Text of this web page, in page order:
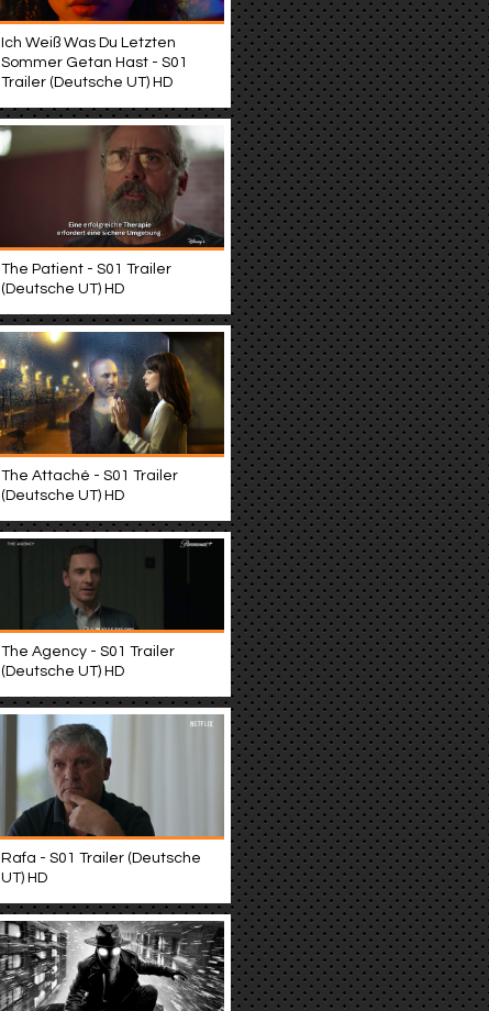
Ich Weiß Was Du Letzten
Sommer Getan Hast - S01
Trailer (Deutsche UT) HD
The Patient - S01 Trailer
(Deutsche UT) HD
The Attaché - S01 Trailer
(Deutsche UT) HD
The Agency - S01 Trailer
(Deutsche UT) HD
Rafa - S01 Trailer (Deutsche
UT) HD